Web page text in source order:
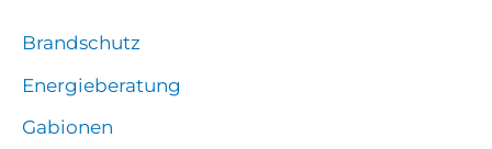
Brandschutz
Energieberatung
Gabionen